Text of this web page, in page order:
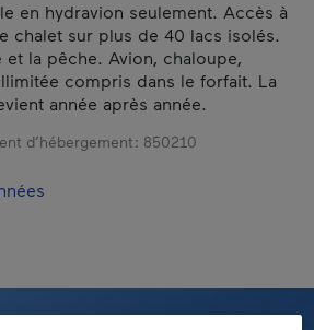
en hydravion seulement. Accès à
chalet sur plus de 40 lacs isolés.
et la pêche. Avion, chaloupe,
compris dans le forfait. La
année après année.
d’hébergement : 850210